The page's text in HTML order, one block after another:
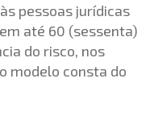
pessoas jurídicas
até 60 (sessenta)
do risco, nos
modelo consta do